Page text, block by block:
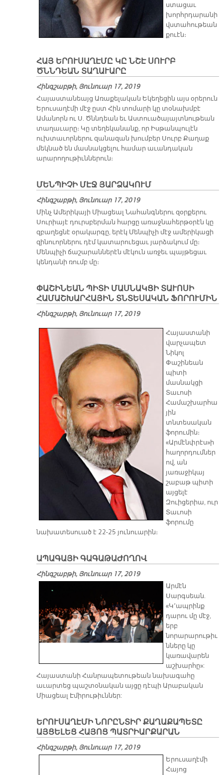
ստացաւ
խորհրդարանի
վստահութեան
քուէն։
ՀԱՅ ԵՐՈՒՍԱՂԷՄԸ ԿԸ ՆՇԷ ՍՈՒՐԲ
ԾՆՆԴԵԱՆ ՏԱՂԱՒԱՐԸ
Հինգշաբթի, Յունուար 17, 2019
Հայաստանեայց Առաքելական Եկեղեցին այս օրերուն
Երուսաղէմի մէջ ըստ Հին տոմարի կը տօնախմբէ
Ամանորն ու Ս. Ծննդեան եւ Աստուածայայտնութեան
տաղաւարը։ Կը տեղեկանանք, որ Իսթանպուլէն
ուխտաւորներու զանազան խումբեր Սուրբ Քաղաք
մեկնած են մասնակցելու համար աւանդական
արարողութիւններուն։
ՄԵՆՊԻՉԻ ՄԷՋ ՅԱՐՁԱԿՈՒՄ
Հինգշաբթի, Յունուար 17, 2019
Մինչ Ամերիկայի Միացեալ Նահանգներու զօրքերու
Սուրիայէ դուրսբերման հարցը առաջնահերթօրէն կը
զբաղեցնէ օրակարգը, երէկ Մենպիչի մէջ ամերիկացի
զինուորներու դէմ կատարուեցաւ յարձակում մը։
Մենպիչի ճաշարաններէն մէկուն առջեւ պայթեցաւ
կենդանի ռումբ մը։
ՓԱՇԻՆԵԱՆ ՊԻՏԻ ՄԱՍՆԱԿՑԻ ՏԱՒՈՍԻ
ՀԱՄԱՇԽԱՐՀԱՅԻՆ ՏՆՏԵՍԱԿԱՆ ՖՈՐՈՒՄԻՆ
Հինգշաբթի, Յունուար 17, 2019
Հայաստանի
վարչապետ
Նիկոլ
Փաշինեան
պիտի
մասնակցի
Տաւոսի
Համաշխարհա
յին
տնտեսական
ֆորումին։
«Արմէնփրէս»ի
հաղորդումներ
ով, ան
յառաջիկայ
շաբաթ պիտի
այցելէ
Զուիցերիա, ուր
Տաւոսի
ֆորումը
նախատեսուած է 22-25 յունուարին։
ԱՊԱԳԱՅԻ ԳԱԳԱԹԱԺՈՂՈՎ
Հինգշաբթի, Յունուար 17, 2019
Արմէն
Սարգսեան.
«Կ՚ապրինք
դարու մը մէջ,
երբ
նորարարութիւ
նները կը
կառավարեն
աշխարհը»:
Հայաստանի Հանրապետութեան նախագահը
աւարտեց պաշտօնական այցը դէպի Արաբական
Միացեալ Էմիրութիւններ:
ԵՐՈՒՍԱՂԷՄԻ ՆՈՐԸՆՏԻՐ ՔԱՂԱՔԱՊԵՏԸ
ԱՅՑԵԼԵՑ ՀԱՅՈՑ ՊԱՏՐԻԱՐՔԱՐԱՆ
Հինգշաբթի, Յունուար 17, 2019
Երուսաղէմի
Հայոց